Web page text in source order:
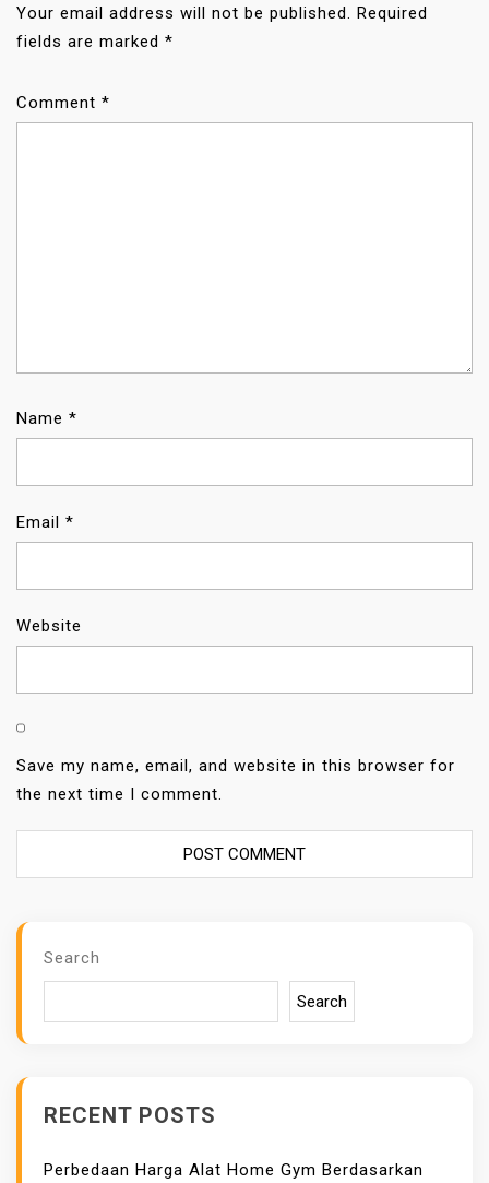
T
I
Your email address will not be published. Required
fields are marked *
Comment *
Name *
Email *
Website
Save my name, email, and website in this browser for
the next time I comment.
Search
Search
RECENT POSTS
Perbedaan Harga Alat Home Gym Berdasarkan